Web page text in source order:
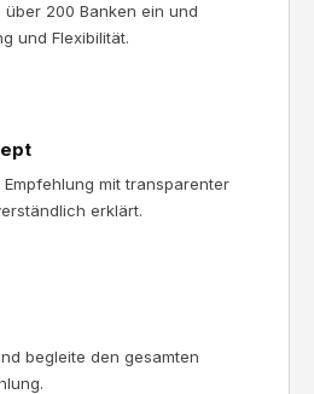
200 Banken ein und
und Flexibilität.
mit transparenter
erklärt.
begleite den gesamten